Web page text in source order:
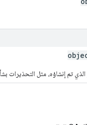
تم إنشاؤه، مثل التحذيرات